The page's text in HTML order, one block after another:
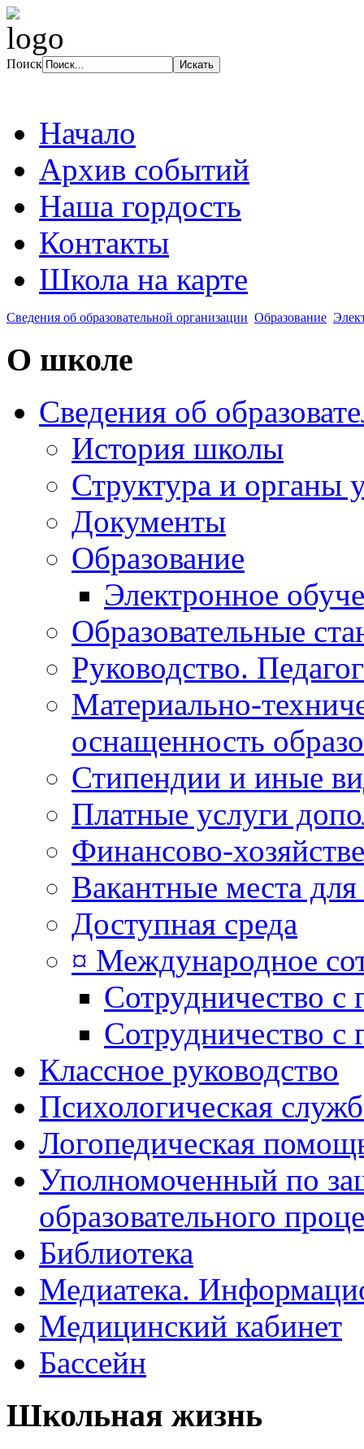
Поиск
Начало
Архив событий
Наша гордость
Контакты
Школа на карте
Сведения об образовательной организации Образование
О школе
Сведения об
История школы
Структура и органы
Документы
Образование
Электронное
Образовательные
Руководство.
Материально-
оснащенность
Стипендии и иные
Платные услуги
Финансово-
Вакантные места для
Доступная среда
¤ Международное
Сотрудничество
Сотрудничество с
Классное руководство
Психологическая
Логопедическая
Уполномоченный по
образовательного
Библиотека
Медиатека.
Медицинский кабинет
Бассейн
Школьная жизнь